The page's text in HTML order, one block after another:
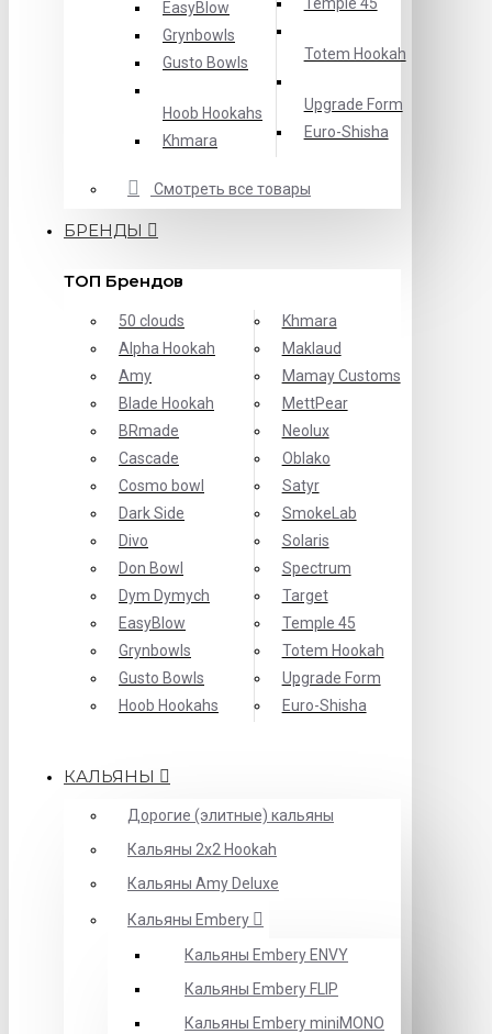
EasyBlow
Grynbowls
Gusto Bowls
Hoob Hookahs
Khmara
Totem Hookah
Upgrade Form
Еuro-Shisha
Смотреть все товары
БРЕНДЫ
ТОП Брендов
50 clouds
Alpha Hookah
Amy
Blade Hookah
BRmade
Cascade
Cosmo bowl
Dark Side
Divo
Don Bowl
Dym Dymych
EasyBlow
Grynbowls
Gusto Bowls
Hoob Hookahs
Khmara
Maklaud
Mamay Customs
MettPear
Neolux
Oblako
Satyr
SmokeLab
Solaris
Spectrum
Target
Temple 45
Totem Hookah
Upgrade Form
Еuro-Shisha
КАЛЬЯНЫ
Дорогие (элитные) кальяны
Кальяны 2х2 Hookah
Кальяны Amy Deluxe
Кальяны Embery
Кальяны Embery ENVY
Кальяны Embery FLIP
Кальяны Embery miniMONO